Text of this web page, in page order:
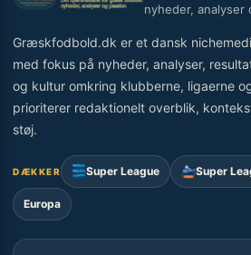
nyheder, analyser
Græskfodbold.dk er et dansk
med fokus på nyheder, analyser,
og kultur omkring klubberne, ligaerne
prioriterer redaktionelt overblik,
støj.
DÆKKER Super League Super
Europa